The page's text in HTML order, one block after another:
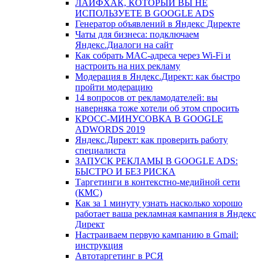
ЛАЙФХАК, КОТОРЫЙ ВЫ НЕ
ИСПОЛЬЗУЕТЕ В GOOGLE ADS
Генератор объявлений в Яндекс Директе
Чаты для бизнеса: подключаем
Яндекс.Диалоги на сайт
Как собрать MAC-адреса через Wi-Fi и
настроить на них рекламу
Модерация в Яндекс.Директ: как быстро
пройти модерацию
14 вопросов от рекламодателей: вы
наверняка тоже хотели об этом спросить
КРОСС-МИНУСОВКА В GOOGLE
ADWORDS 2019
Яндекс.Директ: как проверить работу
специалиста
ЗАПУСК РЕКЛАМЫ В GOOGLE ADS:
БЫСТРО И БЕЗ РИСКА
Таргетинги в контекстно-медийной сети
(КМС)
Как за 1 минуту узнать насколько хорошо
работает ваша рекламная кампания в Яндекс
Директ
Настраиваем первую кампанию в Gmail:
инструкция
Автотаргетинг в РСЯ